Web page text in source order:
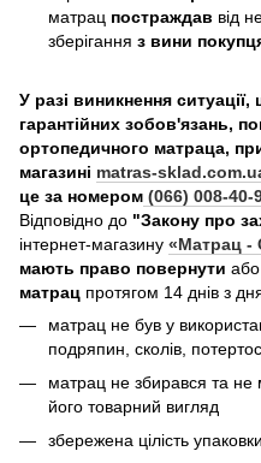
матрац постраждав від
зберігання з вини
У разі виникнення
гарантійних зобов'язань,
ортопедичного матраца,
магазині matras-
це за номером (066) 008-40-
Відповідно до "Закону про
інтернет-магазину «Матрац -
мають право повернути або
матрац протягом 14 днів з
матрац не був у
подряпин, сколів,
матрац не збирався та не
його товарний вигляд
збережена цілість